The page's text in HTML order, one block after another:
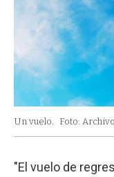
Un vuelo. Foto:
"El vuelo de